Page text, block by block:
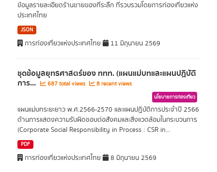
ข้อมูลรายละเอียดร้านขายของที่ระลึก ที่รวบรวมโดยการท่องเที่ยวแห่ง
ประเทศไทย
JSON
การท่องเที่ยวแห่งประเทศไทย 11 มิถุนายน 2569
ชุดข้อมูลยุทธศาสตร์ของ ททท. (แผนแม่บทและแผนปฏิบัติ
การ... 687 total views 8 recent views
นโยบายการท่องเที่ยว
แผนแม่บทระยะยาว พ.ศ.2566-2570 และแผนปฏิบัติการประจำปี 2566
ด้านการแสดงความรับผิดชอบต่อสังคมและสิ่งแวดล้อมในกระบวนการ
(Corporate Social Responsibility in Process : CSR in...
PDF
การท่องเที่ยวแห่งประเทศไทย 8 มิถุนายน 2569